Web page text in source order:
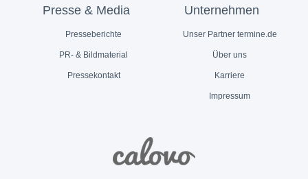
Presse & Media
Presseberichte
PR- & Bildmaterial
Pressekontakt
Unternehmen
Unser Partner termine.de
Über uns
Karriere
Impressum